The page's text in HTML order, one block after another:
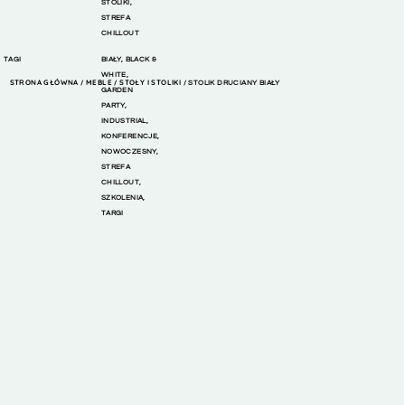
STOLIKI,
STREFA
CHILLOUT
TAGI BIAŁY, BLACK &
WHITE,
GARDEN
PARTY,
INDUSTRIAL,
KONFERENCJE,
NOWOCZESNY,
STREFA
CHILLOUT,
SZKOLENIA,
TARGI
STRONA GŁÓWNA /MEBLE /STOŁY I STOLIKI / STOLIK DRUCIANY BIAŁY